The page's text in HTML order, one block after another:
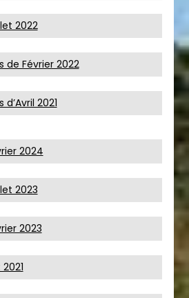
2022
de Février 2022
2021
2024
2023
2023